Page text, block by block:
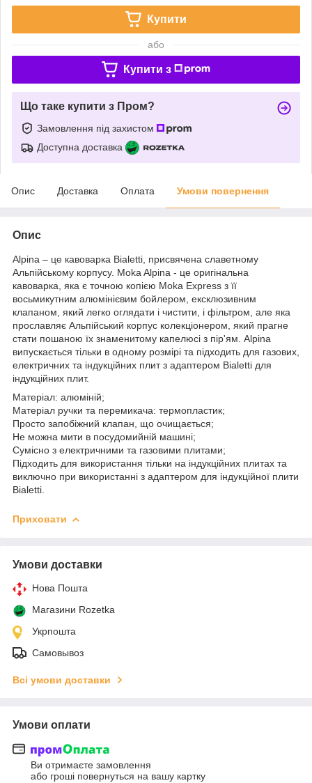
Купити
або
Купити з
Що таке купити з Пром?
Замовлення під захистом
Доступна доставка
Опис Доставка Оплата Умови повернення
Опис
Alpina – це кавоварка Bialetti, присвячена славетному
Альпійському корпусу. Moka Alpina - це оригінальна
кавоварка, яка є точною копією Moka Express з її
восьмикутним алюмінієвим бойлером, ексклюзивним
клапаном, який легко оглядати і чистити, і фільтром, але яка
прославляє Альпійський корпус колекціонером, який прагне
стати пошаною їх знаменитому капелюсі з пір'ям. Alpina
випускається тільки в одному розмірі та підходить для газових,
електричних та індукційних плит з адаптером Bialetti для
індукційних плит.
Матеріал: алюміній;
Матеріал ручки та перемикача: термопластик;
Просто запобіжний клапан, що очищається;
Не можна мити в посудомийній машині;
Сумісно з електричними та газовими плитами;
Підходить для використання тільки на індукційних плитах та
виключно при використанні з адаптером для індукційної плити
Bialetti.
Приховати
Умови доставки
Нова Пошта
Магазини Rozetka
Укрпошта
Самовывоз
Всі умови доставки
Умови оплати
Ви отримаєте замовлення
або гроші повернуться на вашу картку